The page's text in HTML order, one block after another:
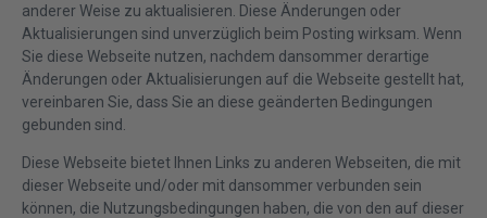
anderer Weise zu aktualisieren. Diese Änderungen oder
Aktualisierungen sind unverzüglich beim Posting wirksam. Wenn
Sie diese Webseite nutzen, nachdem dansommer derartige
Änderungen oder Aktualisierungen auf die Webseite gestellt hat,
vereinbaren Sie, dass Sie an diese geänderten Bedingungen
gebunden sind.
Diese Webseite bietet Ihnen Links zu anderen Webseiten, die mit
dieser Webseite und/oder mit dansommer verbunden sein
können, die Nutzungsbedingungen haben, die von den auf dieser